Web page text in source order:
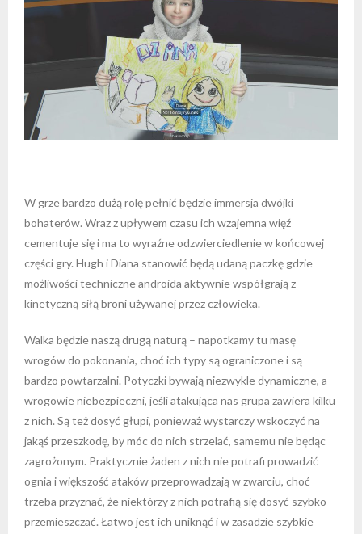
W grze bardzo dużą rolę pełnić będzie immersja dwójki
bohaterów. Wraz z upływem czasu ich wzajemna więź
cementuje się i ma to wyraźne odzwierciedlenie w końcowej
części gry. Hugh i Diana stanowić będą udaną paczkę gdzie
możliwości techniczne androida aktywnie współgrają z
kinetyczną siłą broni używanej przez człowieka.
Walka będzie naszą drugą naturą – napotkamy tu masę
wrogów do pokonania, choć ich typy są ograniczone i są
bardzo powtarzalni. Potyczki bywają niezwykle dynamiczne, a
wrogowie niebezpieczni, jeśli atakująca nas grupa zawiera kilku
z nich. Są też dosyć głupi, ponieważ wystarczy wskoczyć na
jakąś przeszkodę, by móc do nich strzelać, samemu nie będąc
zagrożonym. Praktycznie żaden z nich nie potrafi prowadzić
ognia i większość ataków przeprowadzają w zwarciu, choć
trzeba przyznać, że niektórzy z nich potrafią się dosyć szybko
przemieszczać. Łatwo jest ich uniknąć i w zasadzie szybkie